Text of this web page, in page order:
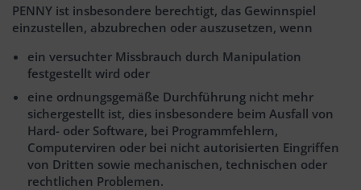
PENNY ist insbesondere berechtigt, das Gewinnspiel
einzustellen, abzubrechen oder auszusetzen, wenn
ein versuchter Missbrauch durch Manipulation
festgestellt wird oder
eine ordnungsgemäße Durchführung nicht mehr
sichergestellt ist, dies insbesondere beim Ausfall von
Hard- oder Software, bei Programmfehlern,
Computerviren oder bei nicht autorisierten Eingriffen
von Dritten sowie mechanischen, technischen oder
rechtlichen Problemen.